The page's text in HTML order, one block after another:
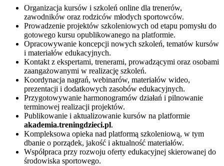
Organizacja kursów i szkoleń online dla trenerów,
zawodników oraz rodziców młodych sportowców.
Prowadzenie projektów szkoleniowych od etapu pomysłu do
gotowego kursu opublikowanego na platformie.
Opracowywanie koncepcji nowych szkoleń, tematów kursów
i materiałów edukacyjnych.
Kontakt z ekspertami, trenerami, prowadzącymi oraz osobami
zaangażowanymi w realizację szkoleń.
Koordynacja nagrań, webinarów, materiałów wideo,
prezentacji i dodatkowych zasobów edukacyjnych.
Przygotowywanie harmonogramów działań i pilnowanie
terminowej realizacji projektów.
Publikowanie i aktualizowanie kursów na platformie
akademia.treningdzieci.pl.
Kompleksowa opieka nad platformą szkoleniową, w tym
dbanie o porządek, jakość i aktualność materiałów.
Współpraca przy rozwoju oferty edukacyjnej skierowanej do
środowiska sportowego.